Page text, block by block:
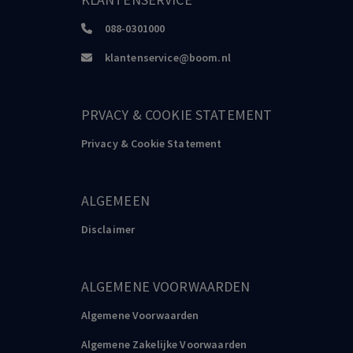
Advocatenblad, 3, 2005088-0301000
klantenservice@boom.nl
PRVACY & COOKIE STATEMENT
Privacy & Cookie Statement
ALGEMEEN
Disclaimer
ALGEMENE VOORWAARDEN
Algemene Voorwaarden
Algemene Zakelijke Voorwaarden